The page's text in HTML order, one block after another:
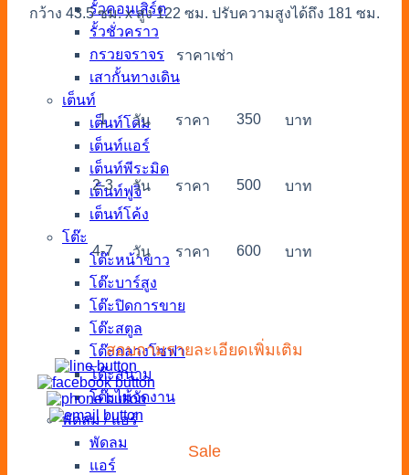
รั้วคอนเสิร์ต
รั้วชั่วคราว
กรวยจราจร
เสากั้นทางเดิน
เต็นท์
เต็นท์โดม
เต็นท์แอร์
เต็นท์พีระมิด
เต็นท์ฟูจิ
เต็นท์โค้ง
โต๊ะ
โต๊ะหน้าขาว
โต๊ะบาร์สูง
โต๊ะปิดการขาย
โต๊ะสตูล
โต๊ะกลางโซฟา
โต๊ะสนาม
โต๊ะไม้จัดงาน
พัดลม / แอร์
พัดลม
แอร์
กว้าง 43.5 ซม. x สูง 122 ซม. ปรับความสูงได้ถึง 181 ซม.
ราคาเช่า
1 วัน ราคา 350 บาท
2-3 วัน ราคา 500 บาท
4-7 วัน ราคา 600 บาท
สอบถามรายละเอียดเพิ่มเติม
Sale